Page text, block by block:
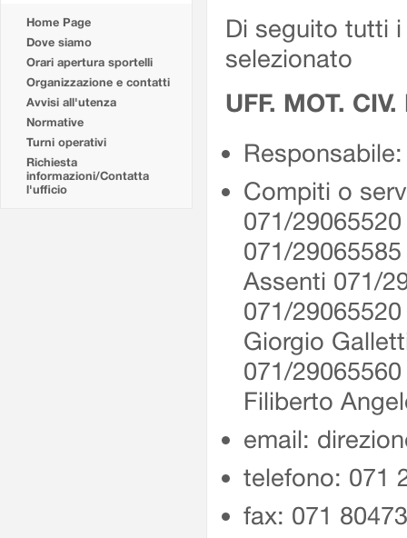
Home Page
Dove siamo
Orari apertura sportelli
Organizzazione e contatti
Avvisi all'utenza
Normative
Turni operativi
Richiesta
informazioni/Contatta
l'ufficio
Di seguito tutti
selezionato
UFF. MOT.
Compiti o
071/
071/
Assenti 071/
071/
Giorgio
071/
Filiberto
email:
telefono: 071
fax: 071